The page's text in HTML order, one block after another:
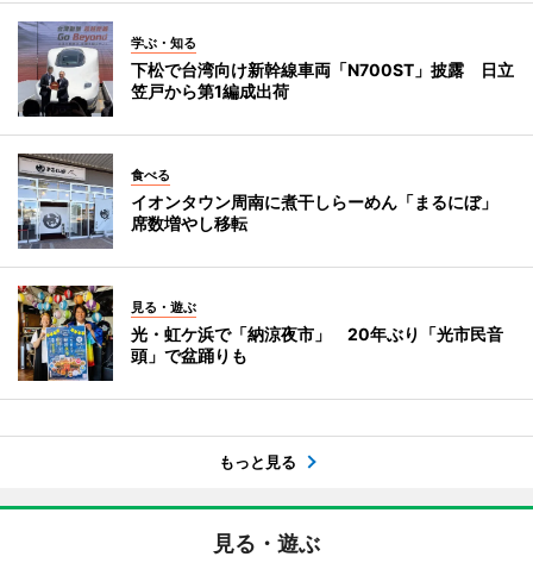
学ぶ・知る
下松で台湾向け新幹線車両「N700ST」披露 日立
笠戸から第1編成出荷
食べる
イオンタウン周南に煮干しらーめん「まるにぼ」
席数増やし移転
見る・遊ぶ
光・虹ケ浜で「納涼夜市」 20年ぶり「光市民音
頭」で盆踊りも
もっと見る
見る・遊ぶ